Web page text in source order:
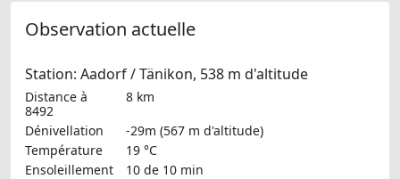
Observation actuelle
Station: Aadorf / Tänikon, 538 m d'altitude
Distance à
8492
8 km
Dénivellation
-29m (567 m d'altitude)
Température
19 °C
Ensoleillement
10 de 10 min